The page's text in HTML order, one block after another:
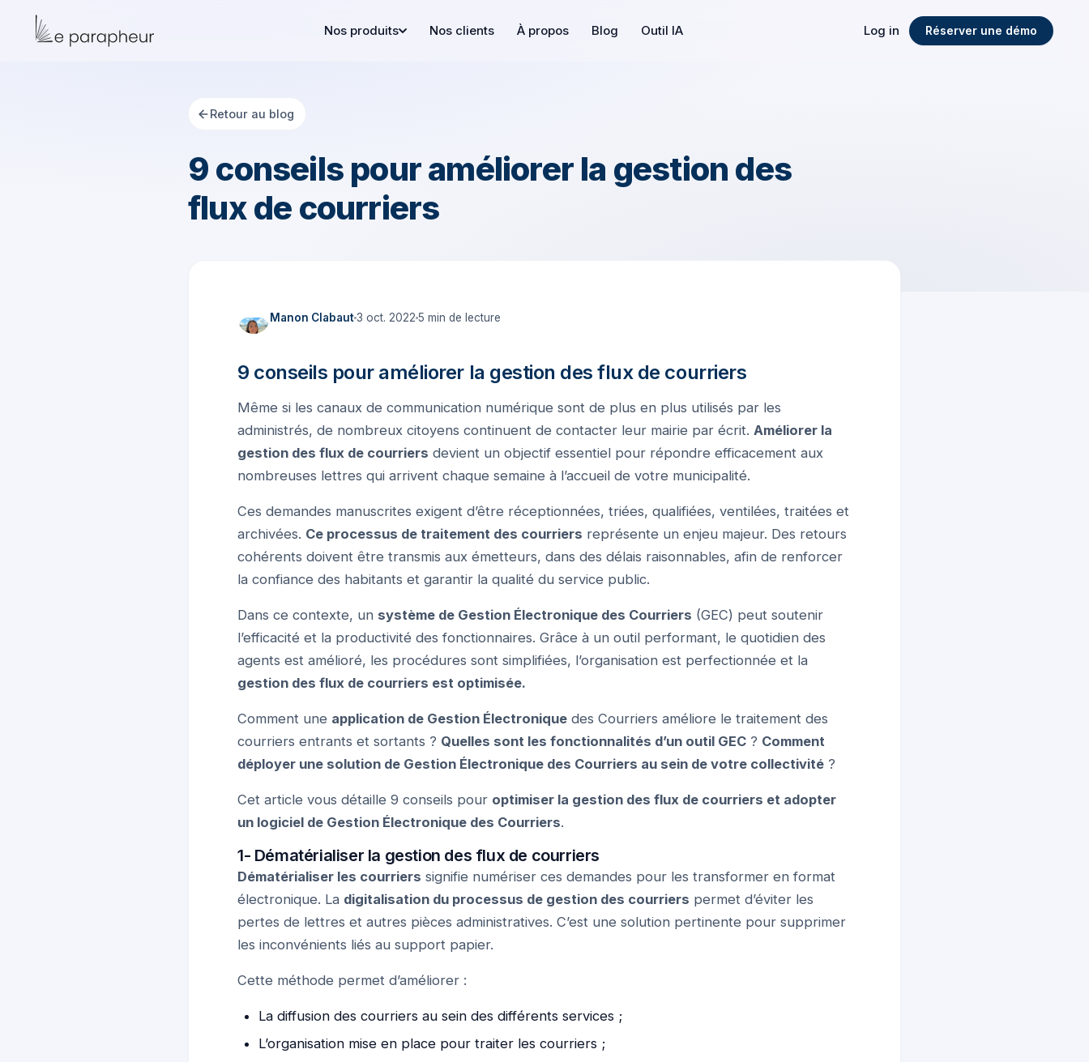
Nos produits Nos clients À propos Blog Outil IA Log in Réserver une démo
Retour au blog
9 conseils pour améliorer la gestion des
flux de courriers
Manon Clabaut3 oct. 2022 5 min de lecture
9 conseils pour améliorer la gestion des flux de courriers
Même si les canaux de communication numérique sont de plus en plus utilisés par les
administrés, de nombreux citoyens continuent de contacter leur mairie par écrit. Améliorer la
gestion des flux de courriers devient un objectif essentiel pour répondre efficacement aux
nombreuses lettres qui arrivent chaque semaine à l’accueil de votre municipalité.
Ces demandes manuscrites exigent d’être réceptionnées, triées, qualifiées, ventilées, traitées et
archivées. Ce processus de traitement des courriers représente un enjeu majeur. Des retours
cohérents doivent être transmis aux émetteurs, dans des délais raisonnables, afin de renforcer
la confiance des habitants et garantir la qualité du service public.
Dans ce contexte, un système de Gestion Électronique des Courriers (GEC) peut soutenir
l’efficacité et la productivité des fonctionnaires. Grâce à un outil performant, le quotidien des
agents est amélioré, les procédures sont simplifiées, l’organisation est perfectionnée et la
gestion des flux de courriers est optimisée.
Comment une application de Gestion Électronique des Courriers améliore le traitement des
courriers entrants et sortants ? Quelles sont les fonctionnalités d’un outil GEC ? Comment
déployer une solution de Gestion Électronique des Courriers au sein de votre collectivité ?
Cet article vous détaille 9 conseils pour optimiser la gestion des flux de courriers et adopter
un logiciel de Gestion Électronique des Courriers.
1- Dématérialiser la gestion des flux de courriers
Dématérialiser les courriers signifie numériser ces demandes pour les transformer en format
électronique. La digitalisation du processus de gestion des courriers permet d’éviter les
pertes de lettres et autres pièces administratives. C’est une solution pertinente pour supprimer
les inconvénients liés au support papier.
Cette méthode permet d’améliorer :
La diffusion des courriers au sein des différents services ;
L’organisation mise en place pour traiter les courriers ;